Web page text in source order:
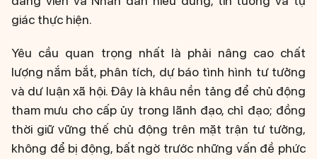
giác thực hiện.
Yêu cầu quan trọng nhất là phải nâng cao chất
lượng nắm bắt, phân tích, dự báo tình hình tư tưởng
và dư luận xã hội. Đây là khâu nền tảng để chủ động
tham mưu cho cấp ủy trong lãnh đạo, chỉ đạo; đồng
thời giữ vững thế chủ động trên mặt trận tư tưởng,
không để bị động, bất ngờ trước những vấn đề phức